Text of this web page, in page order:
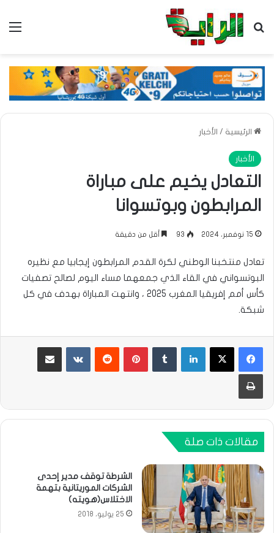
بحث عن
الرئيسية / الأخبار
الأخبار
التعادل يخيم على مباراة
المرابطون وبوتسوانا
15 نوفمبر، 2024 93 أقل من دقيقة
تعادل منتخبنا الوطني لكرة القدم المرابطون إيجابيا مع نظيره
البوتسواني في القاء الذي جمعهما مساء اليوم لصالح تصفيات
كأس أمم إفريقيا المغرب 2025 ، وانتهت المباراة بهدف في كل
شبكة.
لينكدإن بينتيريست مشاركة عبر البريد
طباعة
مقالات ذات صلة
الشرطة توقف مدير إحدى
الشركات الموريتانية بتهمة
اﻻختلاس(هويته)
25 يوليو، 2018